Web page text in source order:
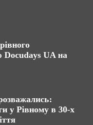
Docudays UA на
у Рівному в 30-х